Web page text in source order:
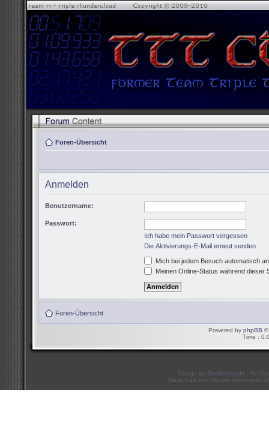
Foren-Übersicht
Anmelden
Benutzername:
Passwort:
Ich habe mein Passwort vergessen
Die Aktivierungs-E-Mail erneut senden
Mich bei jedem Besuch automatisch
Meinen Online-Status während dieser
Foren-Übersicht
Powered by phpBB ©
Time :
Design by Doublekey.de - Re-
Mario Kart and Wii are trademarks